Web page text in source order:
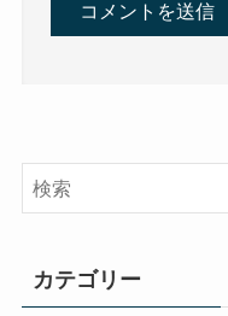
カテゴリー